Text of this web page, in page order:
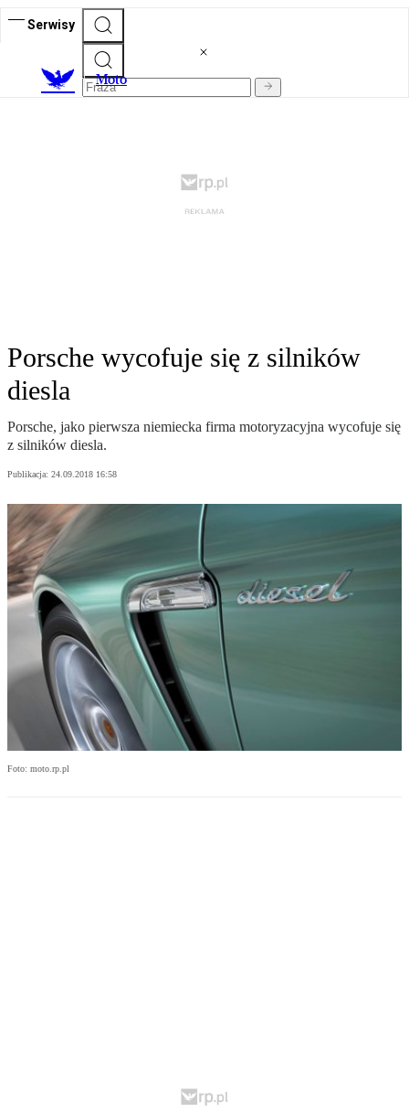
Serwisy
Moto
Porsche wycofuje się z silników
diesla
Porsche, jako pierwsza niemiecka firma motoryzacyjna wycofuje się
z silników diesla.
Publikacja: 24.09.2018 16:58
Foto: moto.rp.pl